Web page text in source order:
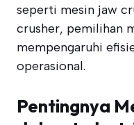
seperti mesin jaw
crusher, pemilihan
mempengaruhi
operasional.
Pentingnya